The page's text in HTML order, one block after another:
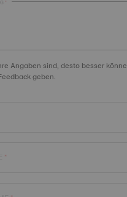
Angaben sind, desto besser
geben.